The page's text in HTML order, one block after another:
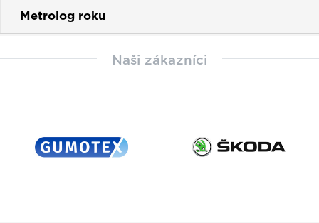
Metrolog roku
Naši zákazníci